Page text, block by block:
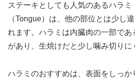
ステーキとしても人気のあるハラ
（Tongue）は、他の部位とは少し
れます。ハラミは内臓肉の一部で
があり、生焼けだと少し噛み切りに
ハラミのおすすめは、表面をしっか